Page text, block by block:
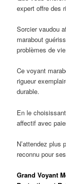
expert offre des
Sorcier vaudou
marabout
problèmes de
Ce voyant
rigueur
durable.
En le
affectif avec
N’attendez plus
reconnu pour
Grand Voyant